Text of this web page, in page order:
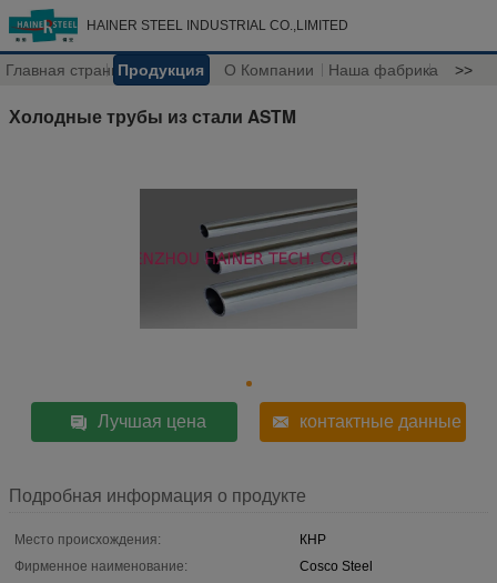
HAINER STEEL INDUSTRIAL CO.,LIMITED
Главная страницаПродукция О Компании Наша фабрика >>
Холодные трубы из стали ASTM
Лучшая цена контактные данные
Подробная информация о продукте
Место происхождения:
КНР
Фирменное наименование:
Cosco Steel